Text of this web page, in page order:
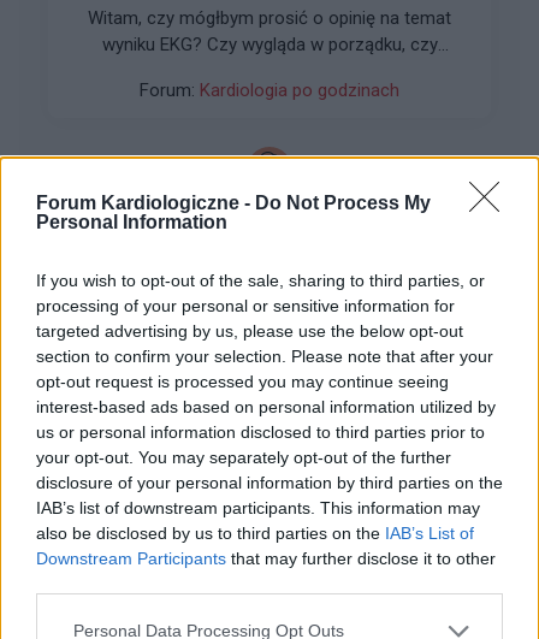
Forum Kardiologiczne - Do Not Process My
Personal Information
If you wish to opt-out of the sale, sharing to third parties, or
processing of your personal or sensitive information for
targeted advertising by us, please use the below opt-out
section to confirm your selection. Please note that after your
opt-out request is processed you may continue seeing
interest-based ads based on personal information utilized by
us or personal information disclosed to third parties prior to
your opt-out. You may separately opt-out of the further
disclosure of your personal information by third parties on the
IAB’s list of downstream participants. This information may
also be disclosed by us to third parties on the IAB’s List of
Downstream Participants that may further disclose it to other
Personal Data Processing Opt Outs
Witam, czy mógłbym prosić o opinię na temat
wyniku EKG? Czy wygląda w porządku, czy
Forum: Kardiologia po godzinach
Opis holtera
Proszę o interpretacje wyniku z holter Mam 42
lata Opis badania ; Rytmem prowadzonym był
rytm zatokowy Wartość srednia tetna HR
wynosiło 75 Maksymalne HR było 123 o12:09
Minimalne HR 46 o 2:51 Maksymalne RR
wynosiło 2106 ms i wystąpiło o 2:48 Ilość
wychwyconych pauz dłuższych niż 2000 ms
wynosiła 3-pauzy związane z blokiem
przedsionkowo -komorowym ll stopnia typu
Mobitz l Ponadto zarejestrowano: 8
Forum: Profilaktyka
gość
Interpretacja EKG
Dzień dobry . Czy to ekg jest prawidłowe.?